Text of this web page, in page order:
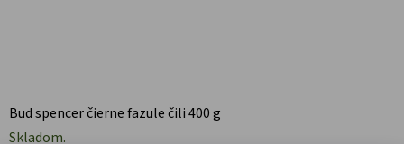
Bud spencer čierne fazule čili 400 g
Skladom.